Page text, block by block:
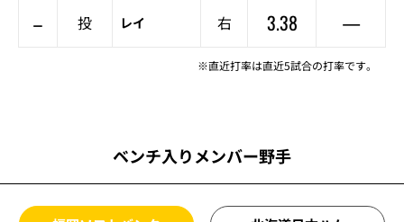
–
投 レイ 右 3.38 —
※直近打率は直近5試合の打率です。
ベンチ入りメンバー野手